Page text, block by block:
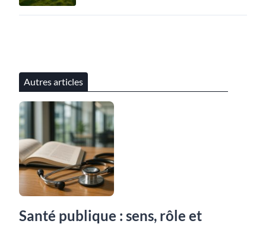
Autres articles
Santé publique : sens, rôle et